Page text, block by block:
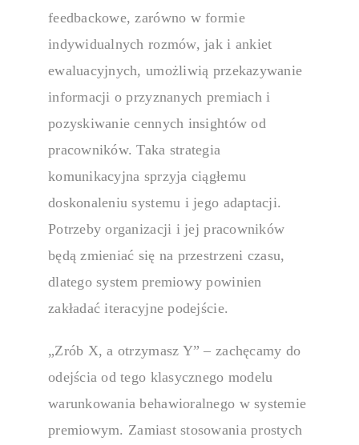
feedbackowe, zarówno w formie
indywidualnych rozmów, jak i ankiet
ewaluacyjnych, umożliwią przekazywanie
informacji o przyznanych premiach i
pozyskiwanie cennych insightów od
pracowników. Taka strategia
komunikacyjna sprzyja ciągłemu
doskonaleniu systemu i jego adaptacji.
Potrzeby organizacji i jej pracowników
będą zmieniać się na przestrzeni czasu,
dlategosystem premiowy powinien
zakładać iteracyjne podejście.
„Zrób X, a otrzymasz Y” – zachęcamy do
odejścia od tego klasycznego modelu
warunkowania behawioralnego wsystemie
premiowym. Zamiast stosowania prostych